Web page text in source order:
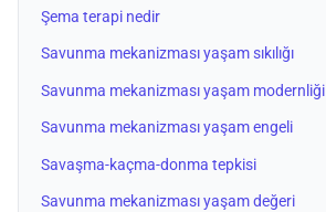
Şema terapi nedir
Savunma mekanizması yaşam sıkılığı
Savunma mekanizması yaşam modernliği
Savunma mekanizması yaşam engeli
Savaşma-kaçma-donma tepkisi
Savunma mekanizması yaşam değeri